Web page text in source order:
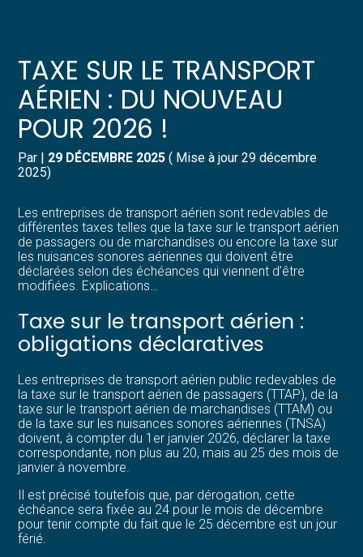
Gérer votre quotidien
Piloter votre entreprise
Développer votre entreprise
Construire votre patrimoine
Structurer votre croissance
Être prêt pour la facturation
Suivre votre comptabilité
Gérer vos ressources humaines
Dématérialiser vos documents
TAXE SUR LE TRANSPORT
AÉRIEN : DU NOUVEAU
POUR 2026 !
Par | 29 DÉCEMBRE 2025 ( Mise à jour 29 décembre
2025)
Les entreprises de transport aérien sont redevables de
différentes taxes telles que la taxe sur le transport aérien
de passagers ou de marchandises ou encore la taxe sur
les nuisances sonores aériennes qui doivent être
déclarées selon des échéances qui viennent d’être
modifiées. Explications…
Taxe sur le transport aérien :
obligations déclaratives
Les entreprises de transport aérien public redevables de
la taxe sur le transport aérien de passagers (TTAP), de la
taxe sur le transport aérien de marchandises (TTAM) ou
de la taxe sur les nuisances sonores aériennes (TNSA)
doivent, à compter du 1er janvier 2026, déclarer la taxe
correspondante, non plus au 20, mais au 25 des mois de
janvier à novembre.
Il est précisé toutefois que, par dérogation, cette
échéance sera fixée au 24 pour le mois de décembre
pour tenir compte du fait que le 25 décembre est un jour
férié.